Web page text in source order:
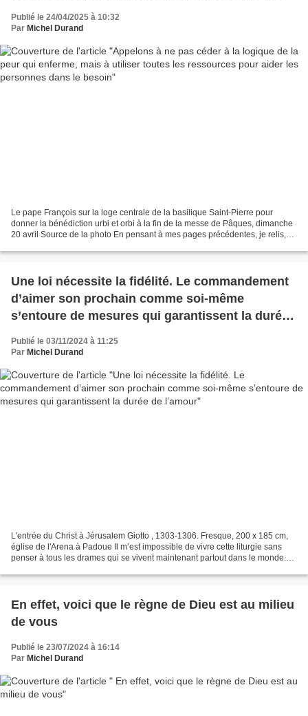
besoin
Publié le 24/04/2025 à 10:32
Par Michel Durand
Le pape François sur la loge centrale de la basilique Saint-Pierre pour
donner la bénédiction urbi et orbi à la fin de la messe de Pâques, dimanche
20 avril Source de la photo En pensant à mes pages précédentes, je relis,
Une loi nécessite la fidélité. Le commandement
d’aimer son prochain comme soi-même
s’entoure de mesures qui garantissent la durée
Publié le 03/11/2024 à 11:25
Par Michel Durand
L'entrée du Christ à Jérusalem Giotto , 1303-1306. Fresque, 200 x 185 cm,
église de l'Arena à Padoue Il m’est impossible de vivre cette liturgie sans
penser à tous les drames qui se vivent maintenant partout dans le monde.
En effet, voici que le règne de Dieu est au milieu
de vous
Publié le 23/07/2024 à 16:14
Par Michel Durand